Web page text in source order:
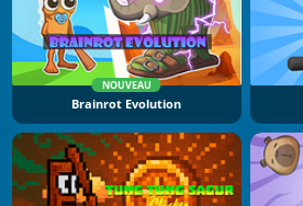
NOUVEAU
Brainrot Evolution